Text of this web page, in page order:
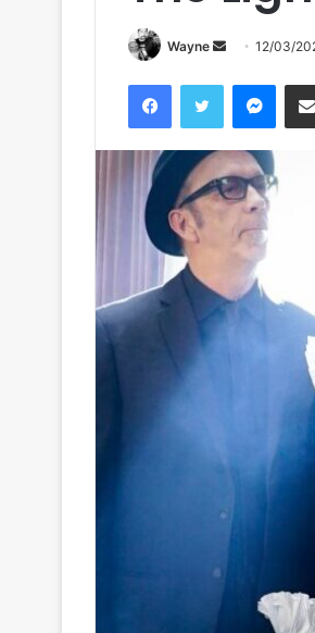
Wayne
Send
email
12/03/
FacebookTwitter